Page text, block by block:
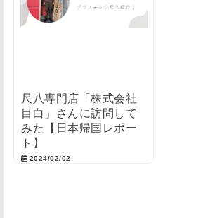
尺八専門店「株式会社
目白」さんに訪問して
みた【日本帰国レポー
ト】
2024/02/02